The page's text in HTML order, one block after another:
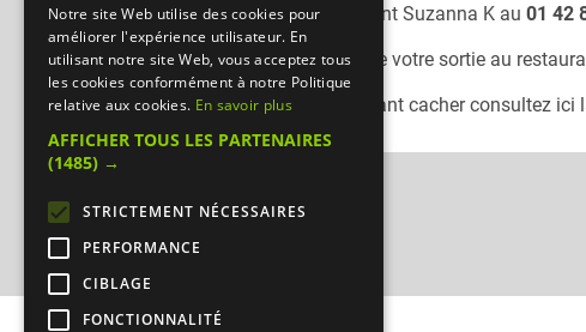
Vous pouvez joindre le restaurant Suzanna K au 01 42
N'oubliez pas de préciser lors de votre sortie au
Pour consulter un autre restaurant cacher consultez ici
Notre site Web utilise des cookies pour
améliorer l'expérience utilisateur. En
utilisant notre site Web, vous acceptez tous
les cookies conformément à notre Politique
relative aux cookies. En savoir plus
AFFICHER TOUS LES PARTENAIRES
(1485) →
STRICTEMENT NÉCESSAIRES
PERFORMANCE
CIBLAGE
FONCTIONNALITÉ